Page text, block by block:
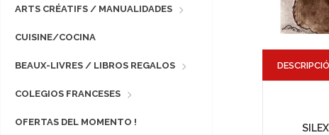
ARTS CRÉATIFS / MANUALIDADES
CUISINE/COCINA
BEAUX-LIVRES / LIBROS REGALOS
COLEGIOS FRANCESES
OFERTAS DEL MOMENTO !